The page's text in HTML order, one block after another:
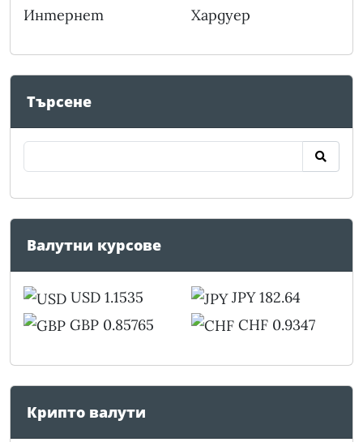
Интернет
Хардуер
Търсене
Валутни курсове
USD 1.1535
GBP 0.85765
JPY 182.64
CHF 0.9347
Крипто валути